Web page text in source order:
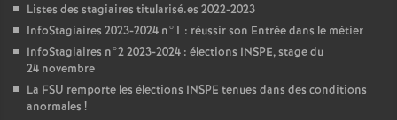
Listes des stagiaires titularisé.es 2022-2023
InfoStagiaires 2023-2024 n°1 : réussir son Entrée dans le métier
InfoStagiaires n°2 2023-2024 : élections INSPE, stage du
24 novembre
La FSU remporte les élections INSPE tenues dans des conditions
anormales !